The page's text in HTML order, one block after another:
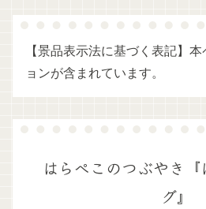
【景品表示法に基づく表記】
ョンが含まれています。
はらぺこのつぶやき『
グ』